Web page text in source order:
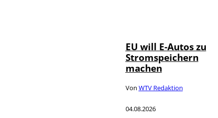
EU will E-Autos zu
Stromspeichern
machen
Von WTV Redaktion
04.08.2026